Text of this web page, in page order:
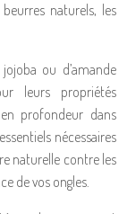
naturels, les
ou d’amande
leurs propriétés
profondeur dans
nécessaires
naturelle contre les
de vos ongles.